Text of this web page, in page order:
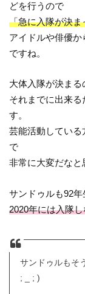
どを行うので
「急に入隊が決ま
アイドルや俳優
ですね。
大体入隊が決まる
それまでに出来
す。
芸能活動している
で
非常に大変だなと
サンドゥルも92
2020年には入隊
サンドゥルもそ
; _ ; )